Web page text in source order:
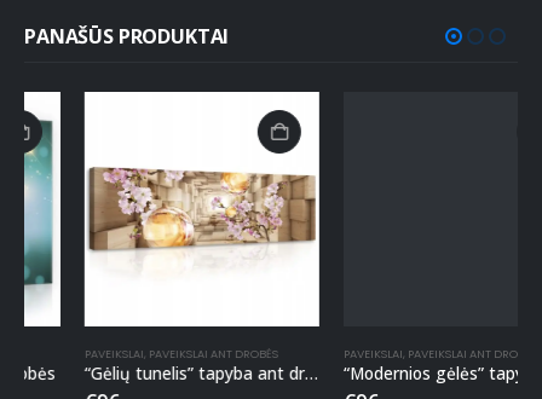
PANAŠŪS PRODUKTAI
,PAVEIKSLAI ANT DROBĖS
“Gėlių tunelis” tapyba ant drobės
,PAVEIKSLAI ANT DROBĖS
“Modernios gėlės” tapyba ant drobės